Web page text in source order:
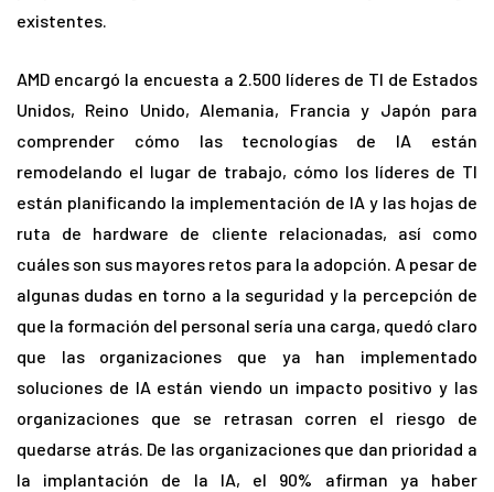
existentes.
AMD encargó la encuesta a 2.500 líderes de TI de Estados
Unidos, Reino Unido, Alemania, Francia y Japón para
comprender cómo las tecnologías de IA están
remodelando el lugar de trabajo, cómo los líderes de TI
están planificando la implementación de IA y las hojas de
ruta de hardware de cliente relacionadas, así como
cuáles son sus mayores retos para la adopción. A pesar de
algunas dudas en torno a la seguridad y la percepción de
que la formación del personal sería una carga, quedó claro
que las organizaciones que ya han implementado
soluciones de IA están viendo un impacto positivo y las
organizaciones que se retrasan corren el riesgo de
quedarse atrás. De las organizaciones que dan prioridad a
la implantación de la IA, el 90% afirman ya haber